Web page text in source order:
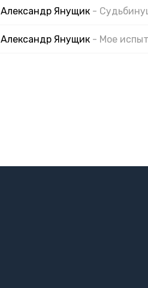
Александр Янущик -
Александр Янущик - Мое